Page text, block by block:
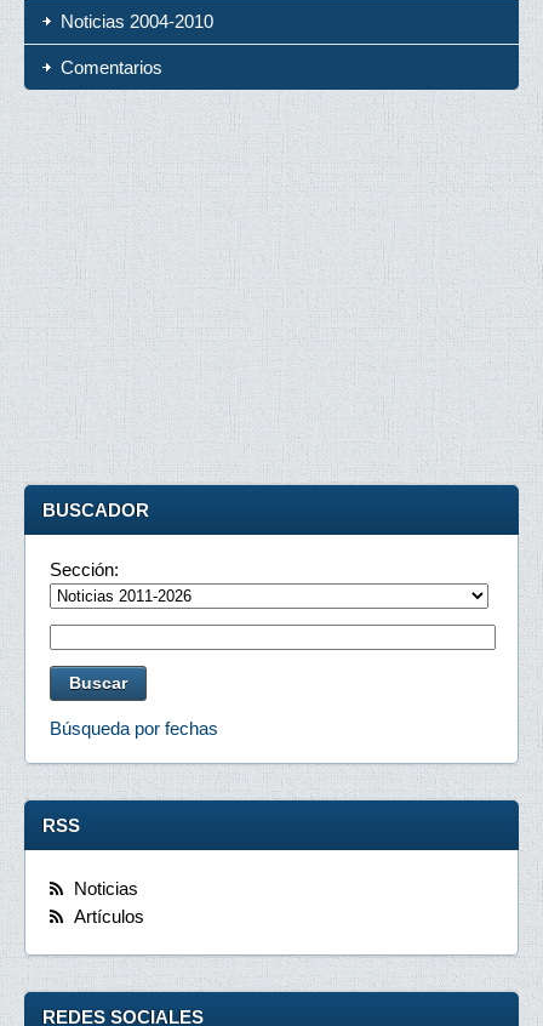
Noticias 2004-2010
Comentarios
BUSCADOR
Sección:
Búsqueda por fechas
RSS
Noticias
Artículos
REDES SOCIALES